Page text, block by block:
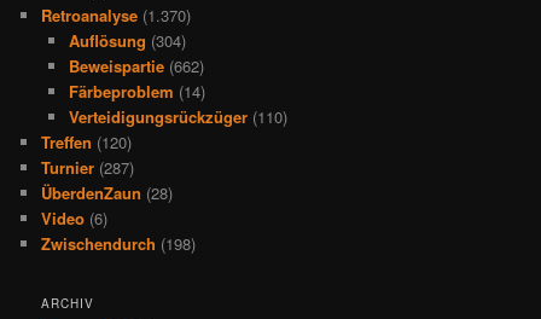
Retroanalyse (1.370)
Auflösung (304)
Beweispartie(662)
Färbeproblem (14)
Verteidigungsrückzüger(110)
Treffen (120)
Turnier (287)
ÜberdenZaun (28)
Video (6)
Zwischendurch (198)
ARCHIV